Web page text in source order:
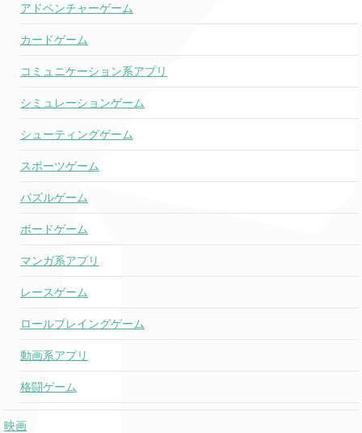
アドベンチャーゲーム
カードゲーム
コミュニケーション系アプリ
シミュレーションゲーム
シューティングゲーム
スポーツゲーム
パズルゲーム
ボードゲーム
マンガ系アプリ
レースゲーム
ロールプレイングゲーム
動画系アプリ
格闘ゲーム
映画